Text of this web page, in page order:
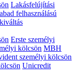
Lakásfelújítási
felhasználású
Erste személyi
kölcsön MBH
személyi kölcsön
Unicredit